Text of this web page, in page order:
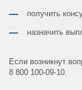
получить
назначить
Если возникнут
8 800 100-09-10.